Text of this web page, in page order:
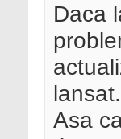
Daca
lansat.
Asa